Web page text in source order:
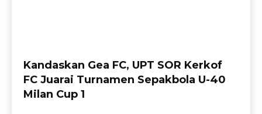
Kandaskan Gea FC, UPT SOR Kerkof
FC Juarai Turnamen Sepakbola U-40
Milan Cup 1